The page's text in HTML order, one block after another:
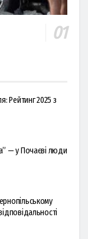
Рейтинг 2025 з
— у Почаєві люди